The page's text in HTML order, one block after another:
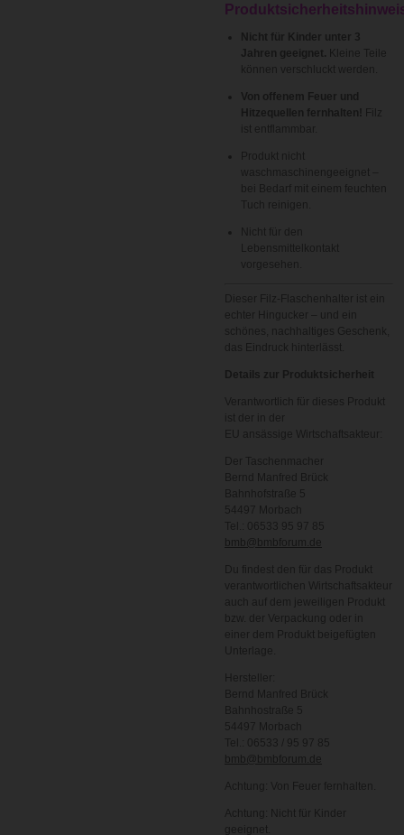
Nicht für Kinder unter 3
Jahren geeignet. Kleine Teile
können verschluckt werden.
Von offenem Feuer und
Hitzequellen fernhalten!
Filz
ist entflammbar.
Produkt nicht
waschmaschinengeeignet –
bei Bedarf mit einem feuchten
Tuch reinigen.
Nicht für den
Lebensmittelkontakt
vorgesehen.
Dieser Filz-Flaschenhalter ist ein
echter Hingucker – und ein
schönes, nachhaltiges Geschenk,
das Eindruck hinterlässt.
Details zur Produktsicherheit
Verantwortlich für dieses Produkt
ist der in der
EU ansässige Wirtschaftsakteur:
Der Taschenmacher
Bernd Manfred Brück
Bahnhofstraße 5
54497 Morbach
Tel.: 06533 95 97 85
bmb@bmbforum.de
Du findest den für das Produkt
verantwortlichen Wirtschaftsakteur
auch auf dem jeweiligen Produkt
bzw. der Verpackung oder in
einer dem Produkt beigefügten
Unterlage.
Hersteller:
Bernd Manfred Brück
Bahnhostraße 5
54497 Morbach
Tel.: 06533 / 95 97 85
bmb@bmbforum.de
Achtung: Von Feuer fernhalten.
Achtung: Nicht für Kinder
geeignet.